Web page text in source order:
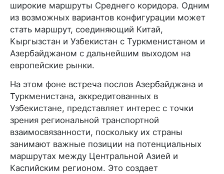
широкие маршруты Среднего коридора. Одним
из возможных вариантов конфигурации может
стать маршрут, соединяющий Китай,
Кыргызстан и Узбекистан с Туркменистаном и
Азербайджаном с дальнейшим выходом на
европейские рынки.
На этом фоне встреча послов Азербайджана и
Туркменистана, аккредитованных в
Узбекистане, представляет интерес с точки
зрения региональной транспортной
взаимосвязанности, поскольку их страны
занимают важные позиции на потенциальных
маршрутах между Центральной Азией и
Каспийским регионом. Это создает